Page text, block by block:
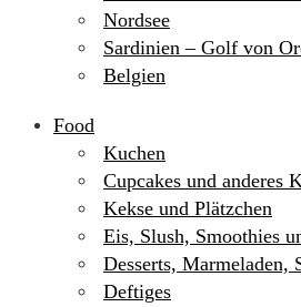
Nordsee
Sardinien – Golf von
Belgien
Food
Kuchen
Cupcakes und anderes
Kekse und Plätzchen
Eis, Slush, Smoothies
Desserts, Marmeladen,
Deftiges